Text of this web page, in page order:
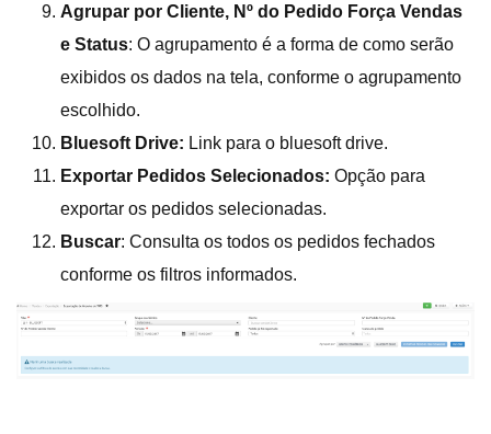
Agrupar por Cliente, Nº do Pedido Força Vendas
e Status: O agrupamento é a forma de como serão
exibidos os dados na tela, conforme o agrupamento
escolhido.
Bluesoft Drive: Link para o bluesoft drive.
Exportar Pedidos Selecionados: Opção para
exportar os pedidos selecionadas.
Buscar: Consulta os todos os pedidos fechados
conforme os filtros informados.